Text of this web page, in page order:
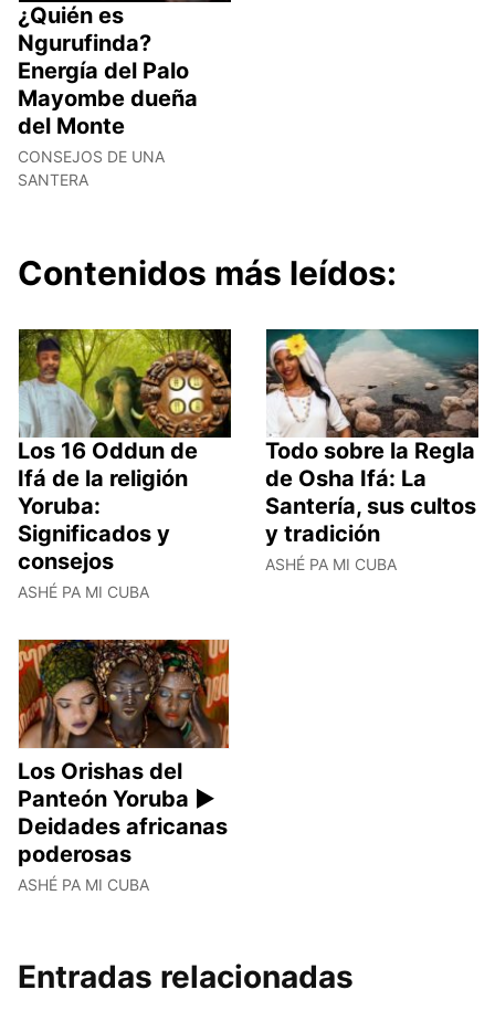
¿Quién es
Ngurufinda?
Energía del Palo
Mayombe dueña
del Monte
CONSEJOS DE UNA
SANTERA
Contenidos más leídos:
Los 16 Oddun de
Ifá de la religión
Yoruba:
Significados y
consejos
ASHÉ PA MI CUBA
Todo sobre la Regla
de Osha Ifá: La
Santería, sus cultos
y tradición
ASHÉ PA MI CUBA
Los Orishas del
Panteón Yoruba ►
Deidades africanas
poderosas
ASHÉ PA MI CUBA
Entradas relacionadas